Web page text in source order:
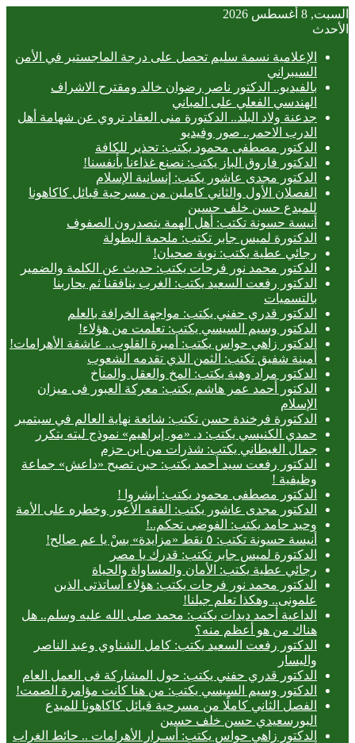
السبت, 8 أغسطس 2026
الأحدث
الإعلامية نسمة سليم تحصل على درجة الماجستير في الأمن
السيبراني
بالفيديو.. ‎الدكتور ناصر رضوان خالد ومقترح الاشراف
الهندسي الفعلي على المباني
جدعنة ولاد البلد.. الدكتورة منى العقاد تروي عن شهامة أهل
الدرب الاحمر.. صور وفيديو
الدكتور مصطفى محمود يكتب: تحذير للكافة
الدكتور فاروق الباز يكتب: نصنع غذاءنا بأنفسنا!
الدكتور مجدى عاشور يكتب: إنسانية الإسلام
الفصلان الأول والثاني كاملين من مسرحية قبائل كاكاهونا
للمبدع حسن خلف حسين
أنيسة حسونة تكتب: أهل الهمة يتصدرون الصفوف
الدكتورة لميس جابر تكتب: ملحمة البطولة
رجائي عطية يكتب: نوبة صحيان!
الدكتور محمد نور فرحات يكتب: حديث عن الكلمة والضمير
الدكتور رفعت السعيد يكتب: الغرب ينافقنا ثم يحاربنا
بالتسميات
الدكتور قدري حفني يكتب: مواجهة الخرافة بالعلم
الدكتور وسيم السيسي يكتب: تعلمت من هؤلاء!
الدكتور زاهي حواس يكتب: أميرة القلوب.. عاشقة الأهرامات!
أمينة شفيق تكتب: الثمن الذي تقدمه الشعوب
الدكتور مراد وهبة يكتب: المخ والعقل والمناخ
الدكتور أحمد عمر هاشم يكتب: معركة العبور فى ميزان
الإسلام
الدكتورة فرخندة حسن تكتب: شائعة نهاية العالم في سبتمبر
حمدي الكنيسي يكتب: د. «مو. إبراهيم» نموذج ليته يتكرر
جمال الغيطاني يكتب: شذرات من ابن حزم
الدكتور رفعت سيد أحمد يكتب: حين تصبح «داعش» جماعة
وظيفية !
الدكتور مصطفى محمود يكتب: أبشروا !
الدكتور مجدى عاشور يكتب: الفقه الأعور وخطره على الأمة
وحيد حامد يكتب: الفوضى تحكم..!
أنيسة حسونة تكتب: ٥ نقط «مزايدة» بسْ يا عم صالح!
الدكتورة لميس جابر تكتب: قدرك يا مصر
رجائي عطية يكتب: الأمان والمساواة والحياة
الدكتور محمد نور فرحات يكتب: هؤلاء أساتذتى الذين
علمونى.. وهكذا تعلم جيلنا!
الداعية أحمد ديدات يكتب: محمد صلى الله عليه وسلم.. هل
هناك من هو أعظم منه؟
الدكتور رفعت السعيد يكتب: كامل الشناوي وعبد الناصر
واليسار
الدكتور قدري حفني يكتب: حول المشاركة فى العمل العام
الدكتور وسيم السيسي يكتب: من هنا كانت مؤامرة الصمت!
الفصل الثاني كاملًا من مسرحية قبائل كاكاهونا للمبدع
البورسعيدي حسن خلف حسين
الدكتور زاهي حواس يكتب: أسـرار الأهرامات .. حائط الغراب